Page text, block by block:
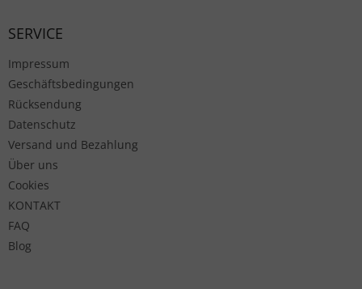
SERVICE
Impressum
Geschäftsbedingungen
Rücksendung
Datenschutz
Versand und Bezahlung
Über uns
Cookies
KONTAKT
FAQ
Blog